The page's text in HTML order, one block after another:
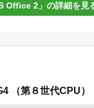
Office 2」の詳細を見
（第８世代CPU）